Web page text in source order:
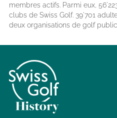
membres actifs. Parmi eux,
clubs de Swiss Golf. 39'701
deux organisations de golf public